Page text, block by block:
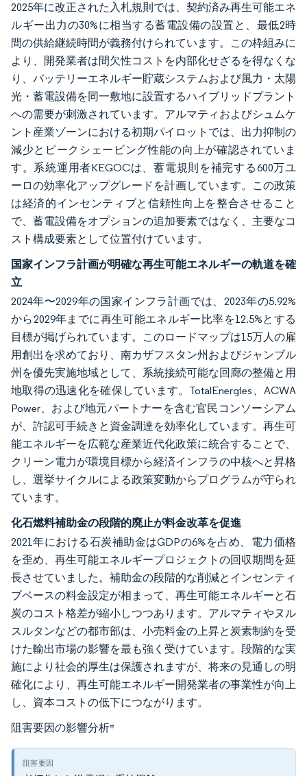
2025年に改正された入札規則では、契約済み再生可能エネ
ルギー出力の30%に相当する蓄電設備の設置と、最低2時
間の供給継続時間が義務付けられています。この枠組みに
より、開発業者は間欠性コストを内部化せざるを得なくな
り、バッテリーエネルギー貯蔵システムおよび風力・太陽
光・蓄電設備を同一敷地に設置するハイブリッドプラント
への需要が刺激されています。アルマティおよびシュムケ
ント産業ゾーンにおける初期パイロットでは、出力抑制の
減少とピークシェービング性能の向上が確認されていま
す。系統運用者KEGOCは、蓄電規則を補完する600万ユ
ーロの効率化アップグレードを計画しています。この政策
は経済的インセンティブと信頼性向上を整合させること
で、蓄電設備をオプションの追加要素ではなく、主要なコ
スト構成要素として位置付けています。
国家インフラ計画が明確な再生可能エネルギーの軌道を確
立
2024年〜2029年の国家インフラ計画では、2023年の5.92%
から2029年までに再生可能エネルギー比率を12.5%とする
目標が掲げられています。このロードマップは15万人の雇
用創出を求めており、南カザフスタン州およびジャンブル
州を優先実施地域として、系統接続可能な回廊の整備と用
地取得の迅速化を確保しています。TotalEnergies、ACWA
Power、および地元パートナーを含む官民コンソーシアム
が、許認可手続きと資金調達を効率化しています。再生可
能エネルギーを広範な産業近代化政策に統合することで、
クリーン電力が環境目標から経済インフラの中核へと昇格
し、選挙サイクルによる政策変動からプログラムが守られ
ています。
化石燃料補助金の段階的廃止が料金改革を促進
2021年における石炭補助金はGDPの6%を占め、電力価格
を歪め、再生可能エネルギープロジェクトの回収期間を延
長させていました。補助金の段階的な削減とインセンティ
ブベースの料金設定が相まって、再生可能エネルギーと石
炭のコスト格差が縮小しつつあります。アルマティやヌル
スルタンなどの都市部は、小売料金の上昇と炭素制約を受
けた輸出市場の影響を最も強く受けています。段階的な実
施により社会的厚生は保護されますが、将来の見通しの明
確化により、再生可能エネルギー開発業者の事業性が向上
し、資本コストの低下につながります。
阻害要因の影響分析*